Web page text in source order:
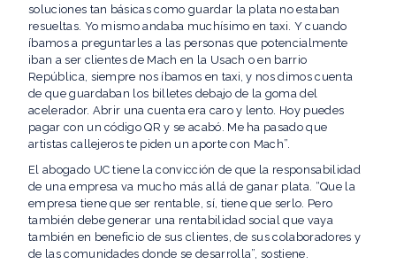
soluciones tan básicas como guardar la plata no estaban
resueltas. Yo mismo andaba muchísimo en taxi. Y cuando
íbamos a preguntarles a las personas que potencialmente
iban a ser clientes de Mach en la Usach o en barrio
República, siempre nos íbamos en taxi, y nos dimos cuenta
de que guardaban los billetes debajo de la goma del
acelerador. Abrir una cuenta era caro y lento. Hoy puedes
pagar con un código QR y se acabó. Me ha pasado que
artistas callejeros te piden un aporte con Mach”.
El abogado UC tiene la convicción de que la responsabilidad
de una empresa va mucho más allá de ganar plata. “Que la
empresa tiene que ser rentable, sí, tiene que serlo. Pero
también debe generar una rentabilidad social que vaya
también en beneficio de sus clientes, de sus colaboradores y
de las comunidades donde se desarrolla”, sostiene.